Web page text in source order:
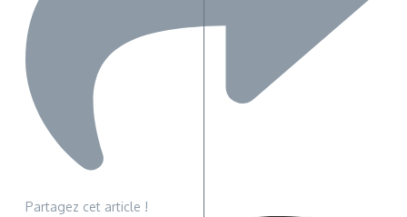
Partagez cet article !